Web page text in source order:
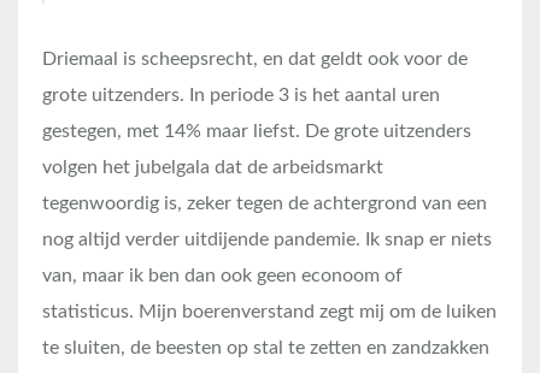
Driemaal is scheepsrecht, en dat geldt ook voor de
grote uitzenders. In periode 3 is het aantal uren
gestegen, met 14% maar liefst. De grote uitzenders
volgen het jubelgala dat de arbeidsmarkt
tegenwoordig is, zeker tegen de achtergrond van een
nog altijd verder uitdijende pandemie. Ik snap er niets
van, maar ik ben dan ook geen econoom of
statisticus. Mijn boerenverstand zegt mij om de luiken
te sluiten, de beesten op stal te zetten en zandzakken